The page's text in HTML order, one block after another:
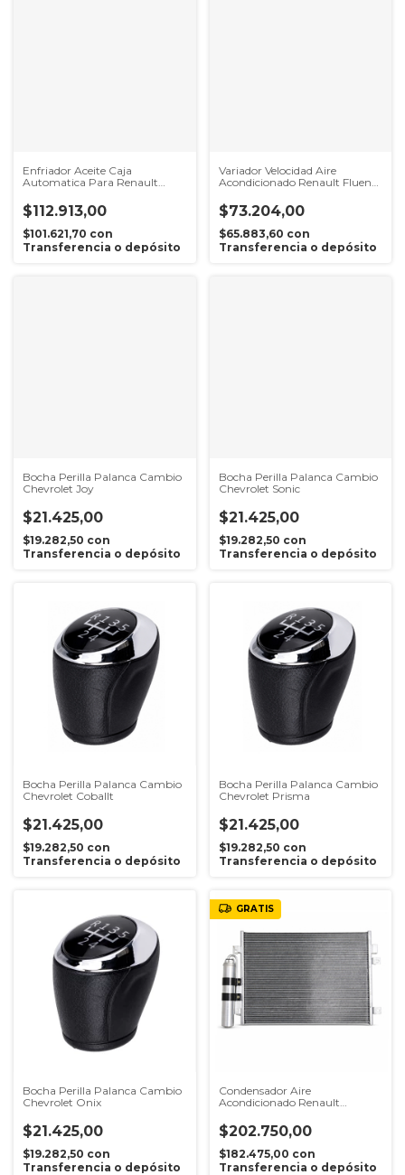
Enfriador Aceite Caja
Automatica Para Renault
$112.913,00
$101.621,70 con
Transferencia o depósito
Variador Velocidad Aire
Acondicionado Renault Fluence
$73.204,00
$65.883,60 con
Transferencia o depósito
Bocha Perilla Palanca Cambio
Chevrolet Joy
$21.425,00
$19.282,50 con
Transferencia o depósito
Bocha Perilla Palanca Cambio
Chevrolet Sonic
$21.425,00
$19.282,50 con
Transferencia o depósito
Bocha Perilla Palanca Cambio
Chevrolet Coballt
$21.425,00
$19.282,50 con
Transferencia o depósito
Bocha Perilla Palanca Cambio
Chevrolet Prisma
$21.425,00
$19.282,50 con
Transferencia o depósito
Bocha Perilla Palanca Cambio
Chevrolet Onix
$21.425,00
$19.282,50 con
Transferencia o depósito
GRATIS
Condensador Aire
Acondicionado Renault
$202.750,00
$182.475,00 con
Transferencia o depósito